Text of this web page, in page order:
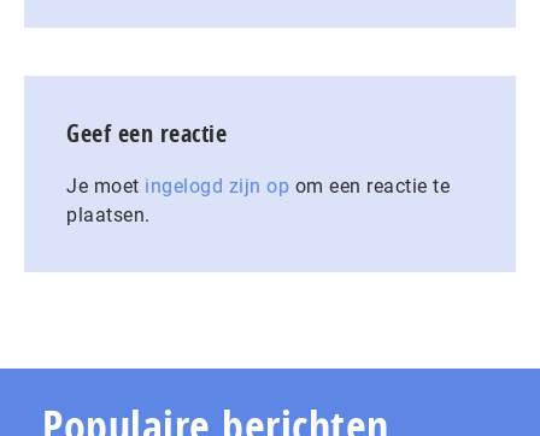
Geef een reactie
Je moet ingelogd zijn op om een reactie te
plaatsen.